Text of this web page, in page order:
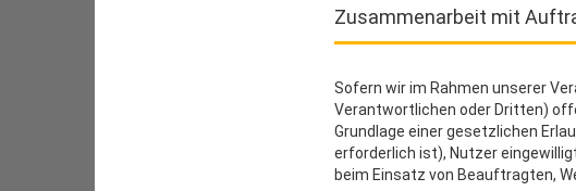
Zusammenarbeit mit
Sofern wir im Rahmen unserer
Verantwortlichen oder Dritten)
Grundlage einer gesetzlichen
erforderlich ist), Nutzer
beim Einsatz von Beauftragten,